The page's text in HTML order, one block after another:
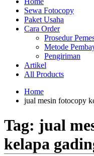
Sewa Fotocopy
Paket Usaha
Cara Order
Prosedur
Metode
Pengiriman
Artikel
All Products
Home
jual mesin fotocopy
Tag: jual
kelapa